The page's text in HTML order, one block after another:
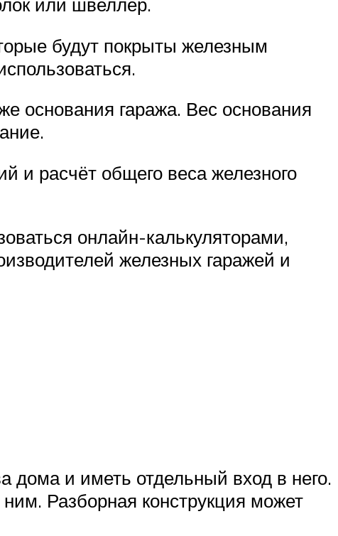
будут покрыты железным
основания гаража. Вес основания
и расчёт общего веса железного
онлайн-калькуляторами,
железных гаражей и
дома и иметь отдельный вход в него.
Разборная конструкция может